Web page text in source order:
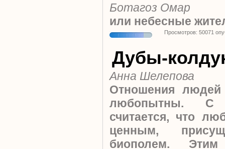
Ботагоз Омар
или небесные
Просмотров: 50071
Дубы-
Анна Шелепова
Отношения
любопытны. С
считается, что
ценным,
биополем.